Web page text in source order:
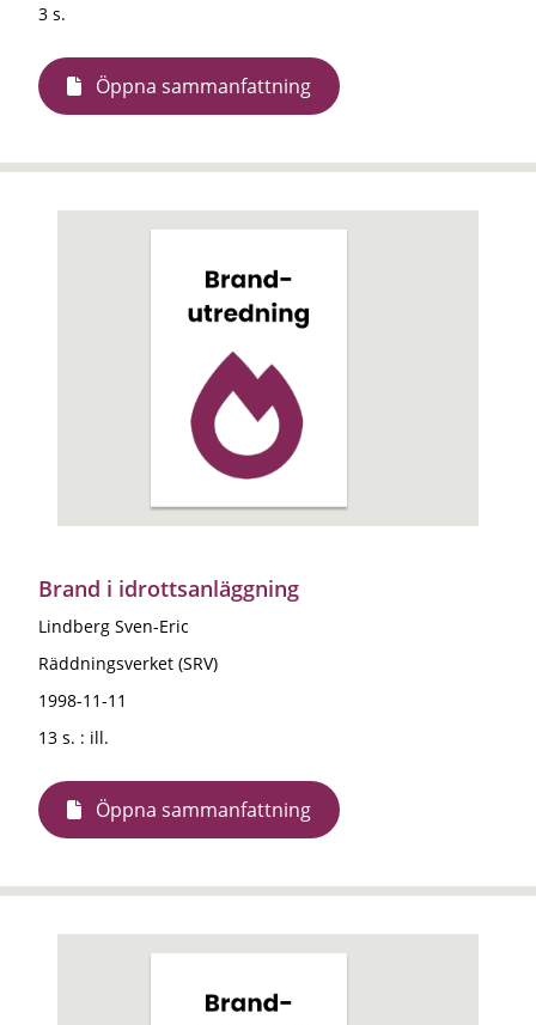
3 s.
Öppna sammanfattning
Brand i idrottsanläggning
Lindberg Sven-Eric
Räddningsverket (SRV)
1998-11-11
13 s. : ill.
Öppna sammanfattning